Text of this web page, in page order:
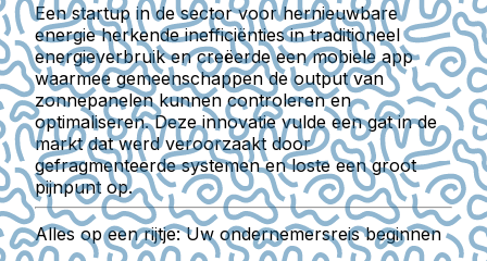
Een startup in de sector voor hernieuwbare
energie herkende inefficiënties in traditioneel
energieverbruik en creëerde een mobiele app
waarmee gemeenschappen de output van
zonnepanelen kunnen controleren en
optimaliseren. Deze innovatie vulde een gat in de
markt dat werd veroorzaakt door
gefragmenteerde systemen en loste een groot
pijnpunt op.
Alles op een rijtje: Uw ondernemersreis beginnen